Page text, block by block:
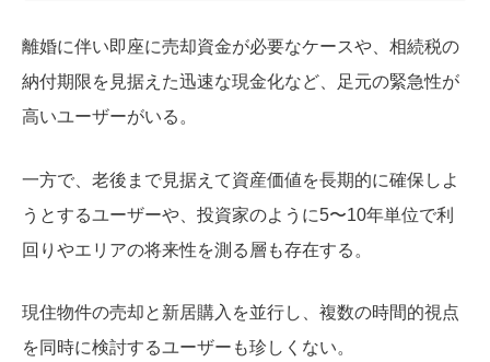
離婚に伴い即座に売却資金が必要なケースや、相続税の
納付期限を見据えた迅速な現金化など、足元の緊急性が
高いユーザーがいる。
一方で、老後まで見据えて資産価値を長期的に確保しよ
うとするユーザーや、投資家のように5〜10年単位で利
回りやエリアの将来性を測る層も存在する。
現住物件の売却と新居購入を並行し、複数の時間的視点
を同時に検討するユーザーも珍しくない。